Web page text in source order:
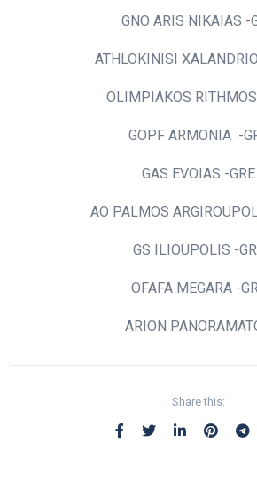
GNO ARIS NIKAIAS -
ATHLOKINISI
OLIMPIAKOS
GOPF ARMONIA -
GAS EVOIAS -GRE
AO PALMOS
GS ILIOUPOLIS -
OFAFA MEGARA -
ARION
Share this: